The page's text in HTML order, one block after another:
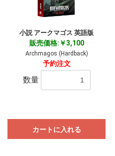
小説 アークマゴス 英語版
販売価格:￥3,100
Archmagos (Hardback)
予約注文
数量
カートに入れる